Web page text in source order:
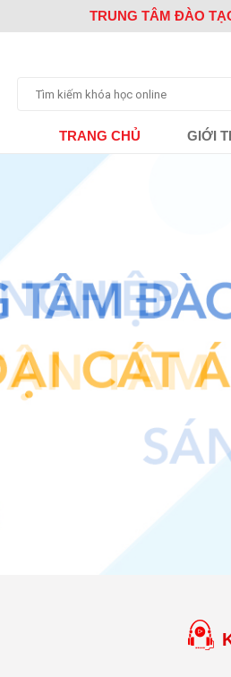
TRUNG TÂM ĐÀO
TRANG CHỦ GIỚI